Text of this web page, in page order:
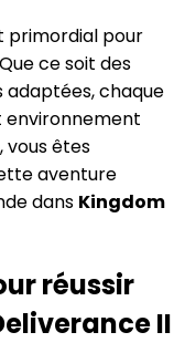
primordial pour
ce soit des
adaptées, chaque
environnement
vous êtes
aventure
dans Kingdom
réussir
II